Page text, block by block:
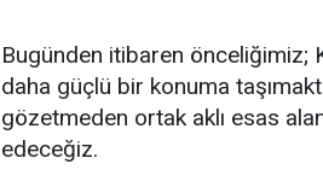
Bugünden itibaren önceliğimiz;
daha güçlü bir konuma
gözetmeden ortak aklı esas
edeceğiz.